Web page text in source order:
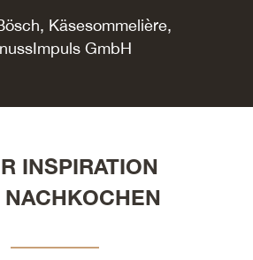
Käsesommelière,
GmbH
INSPIRATION